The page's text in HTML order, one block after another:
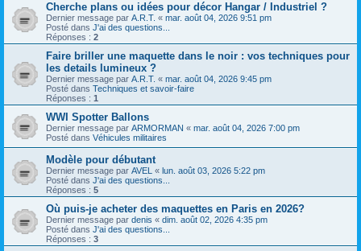
Cherche plans ou idées pour décor Hangar / Industriel ?
Dernier message par A.R.T. « mar. août 04, 2026 9:51 pm
Posté dans J'ai des questions...
Réponses : 2
Faire briller une maquette dans le noir : vos techniques pour
les details lumineux ?
Dernier message par A.R.T. « mar. août 04, 2026 9:45 pm
Posté dans Techniques et savoir-faire
Réponses : 1
WWI Spotter Ballons
Dernier message par ARMORMAN « mar. août 04, 2026 7:00 pm
Posté dans Véhicules militaires
Modèle pour débutant
Dernier message par AVEL « lun. août 03, 2026 5:22 pm
Posté dans J'ai des questions...
Réponses : 5
Où puis-je acheter des maquettes en Paris en 2026?
Dernier message par denis « dim. août 02, 2026 4:35 pm
Posté dans J'ai des questions...
Réponses : 3